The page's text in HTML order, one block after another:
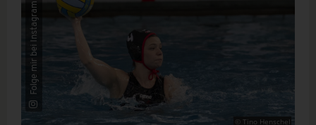
© Tino Henschel
Folge mir bei Instagram